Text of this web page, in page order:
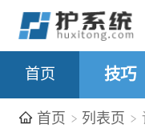
首页 技巧
首页 列表页